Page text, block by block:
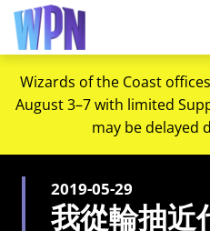
Wizards of the Coast
August 3–7 with limited
may be delayed
2019-05-29
我從輪抽近